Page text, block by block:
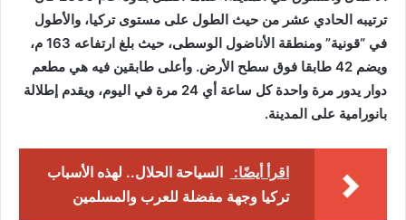
ترتيبه الحادي عشر من حيث الطول على مستوى تركيا، والأطول
في “قونية” ومنطقة الأناضول الوسطى، حيث بلغ ارتفاعه 163 م،
ويضم 42 طابقا فوق سطح الأرض. وأعلى طابقين فيه هي مطعم
دوار يدور مرة واحدة كل ساعة أي 24 مرة في اليوم، ويقدم إطلالة
بانورامية على المدينة.
اقرأ أيضًا:
السياحة الحلال.. لهذه الأسباب
تركيا وجهة مفضلة للعرب والمسلمين